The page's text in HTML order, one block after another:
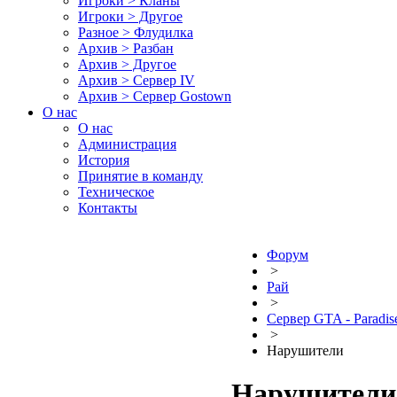
Игроки > Другое
Разное > Флудилка
Архив > Разбан
Архив > Другое
Архив > Сервер IV
Архив > Сервер Gostown
О нас
О нас
Администрация
История
Принятие в команду
Техническое
Контакты
Форум
>
Рай
>
Сервер GTA -
>
Нарушители